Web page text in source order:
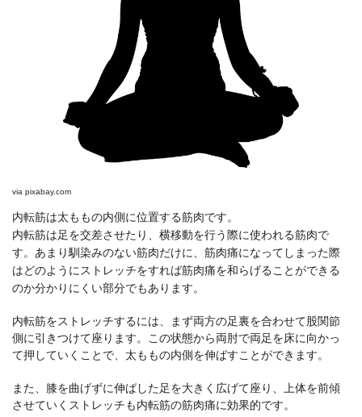
via pixabay.com
内転筋は太ももの内側に位置する筋肉です。
内転筋は足を交差させたり、横移動を行う際に使われる筋肉で
す。あまり馴染みのない筋肉だけに、筋肉痛になってしまった際
はどのようにストレッチをすれば筋肉痛を和らげることができる
のか分かりにくい部分でもあります。
内転筋をストレッチするには、まず両方の足裏を合わせて股関節
側に引きつけて座ります。この状態から両肘で両足を床に向かっ
て押していくことで、太ももの内側を伸ばすことができます。
また、膝を曲げずに伸ばした足を大きく広げて座り、上体を前傾
させていくストレッチも内転筋の筋肉痛に効果的です。